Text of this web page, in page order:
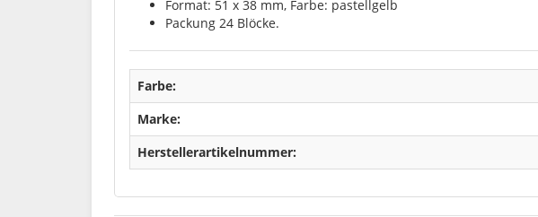
Format: 51 x 38 mm, Farbe: pastellgelb
Packung 24 Blöcke.
Farbe:
Marke:
Herstellerartikelnummer: